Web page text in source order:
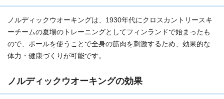
ノルディックウオーキングは、1930年代にクロスカントリースキ
ーチームの夏場のトレーニングとしてフィンランドで始まったも
ので、ポールを使うことで全身の筋肉を刺激するため、効果的な
体力・健康づくりが可能です。
ノルディックウオーキングの効果